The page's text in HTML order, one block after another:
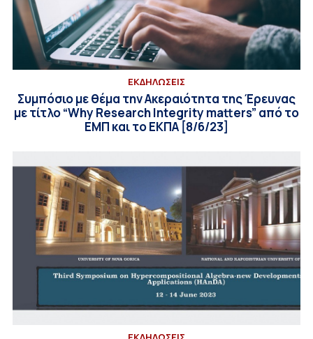
ΕΚΔΗΛΩΣΕΙΣ
Συμπόσιο με θέμα την Ακεραιότητα της Έρευνας
με τίτλο “Why Research Integrity matters” από το
ΕΜΠ και το ΕΚΠΑ [8/6/23]